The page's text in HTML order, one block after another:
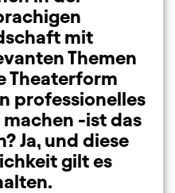
mit
Themen
Theaterform
professionelles
-ist das
Ja, und diese
gilt es